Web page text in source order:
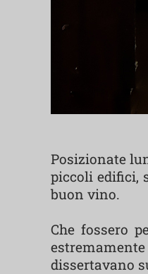
Posizionate
piccoli edifici,
buon vino.
Che fossero
dissertavano